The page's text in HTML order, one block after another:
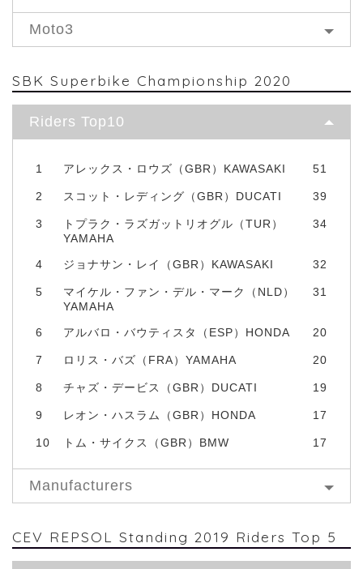
Moto3
SBK Superbike Championship 2020
Riders Top10
1 アレックス・ロウズ（GBR）KAWASAKI 51
2 スコット・レディング（GBR）DUCATI 39
3
トプラク・ラズガットリオグル（TUR）
YAMAHA
34
4 ジョナサン・レイ（GBR）KAWASAKI 32
5
マイケル・ファン・デル・マーク（NLD）
YAMAHA
31
6 アルバロ・バウティスタ（ESP）HONDA 20
7 ロリス・バズ（FRA）YAMAHA 20
8 チャズ・デービス（GBR）DUCATI 19
9 レオン・ハスラム（GBR）HONDA 17
10 トム・サイクス（GBR）BMW 17
Manufacturers
CEV REPSOL Standing 2019 Riders Top 5